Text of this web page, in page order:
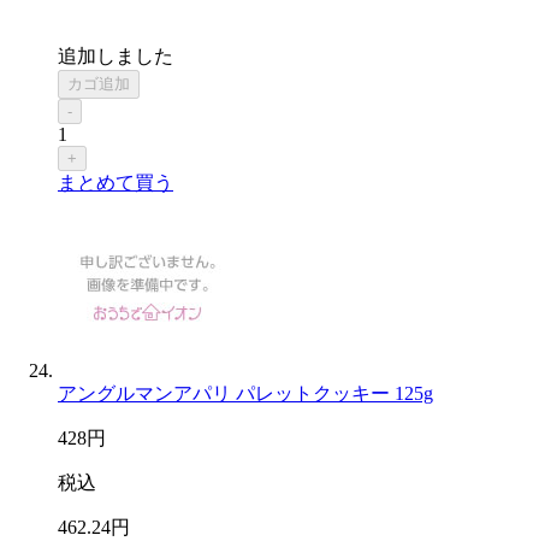
追加しました
カゴ追加
-
1
+
まとめて買う
アングルマンアパリ パレットクッキー 125g
428円
税込
462.24円